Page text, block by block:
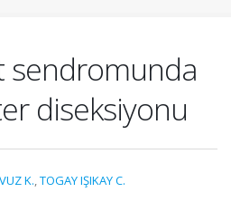
sendromunda
diseksiyonu
K.,TOGAY IŞIKAY C.